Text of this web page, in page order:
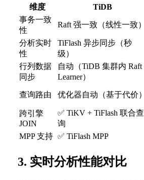
维度 TiDB
事务一致
性
Raft 强一致（线性一致）
分析实时
性
TiFlash 异步同步（秒
级）
行列数据
同步
自动（TiDB 集群内 Raft
Learner）
查询路由 优化器自动（基于代价）
跨引擎
JOIN
✅ TiKV + TiFlash 联合查
询
MPP 支持 ✅ TiFlash MPP
3. 实时分析性能对比